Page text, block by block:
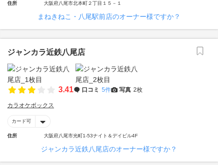
住所 大阪府八尾市北本町２丁目１５－１
まねきねこ・八尾駅前店のオーナー様ですか？
ジャンカラ近鉄八尾店
3.41 口コミ 5件 写真 2枚
カラオケボックス
カード可
住所 大阪府八尾市光町1-53ナイト＆デイビル4F
ジャンカラ近鉄八尾店のオーナー様ですか？